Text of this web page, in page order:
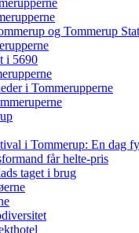
og Tommerup
i 5690
i Tommerupperne
i Tommerup: En dag
får helte-pris
taget i brug